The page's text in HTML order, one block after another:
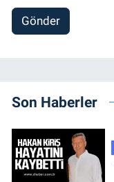
Gönder
Son Haberler